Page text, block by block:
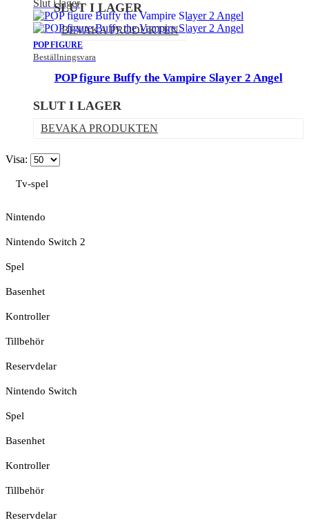
Slut i lager
POP FIGURE
Beställningsvara
SLUT I LAGER
BEVAKA PRODUKTEN
POP figure Buffy the Vampire Slayer 2 Angel
SLUT I LAGER
BEVAKA PRODUKTEN
Visa:
Tv-spel
Nintendo
Nintendo Switch 2
Spel
Basenhet
Kontroller
Tillbehör
Reservdelar
Nintendo Switch
Spel
Basenhet
Kontroller
Tillbehör
Reservdelar